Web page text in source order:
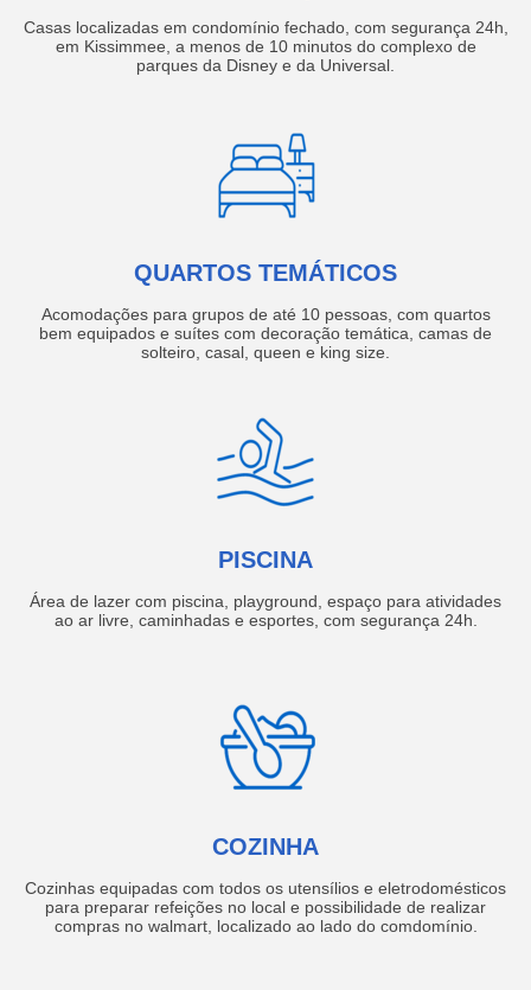
Casas localizadas em condomínio fechado, com segurança 24h,
em Kissimmee, a menos de 10 minutos do complexo de
parques da Disney e da Universal.
QUARTOS TEMÁTICOS
Acomodações para grupos de até 10 pessoas, com quartos
bem equipados e suítes com decoração temática, camas de
solteiro, casal, queen e king size.
PISCINA
Área de lazer com piscina, playground, espaço para atividades
ao ar livre, caminhadas e esportes, com segurança 24h.
COZINHA
Cozinhas equipadas com todos os utensílios e eletrodomésticos
para preparar refeições no local e possibilidade de realizar
compras no walmart, localizado ao lado do comdomínio.